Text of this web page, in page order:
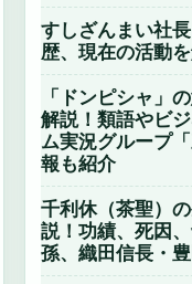
すしざんまい社
歴、現在の活動
「ドンピシャ」
解説！類語やビ
ム実況グループ
報も紹介
千利休（茶聖）
説！功績、死因
孫、織田信長・